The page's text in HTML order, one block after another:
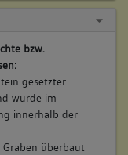
bzw.
gesetzter
wurde im
innerhalb der
überbaut